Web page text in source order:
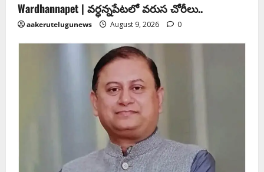
Wardhannapet | వర్ధన్నపేటలో వరుస చోరీలు..
aakerutelugunews August 9, 2026 0